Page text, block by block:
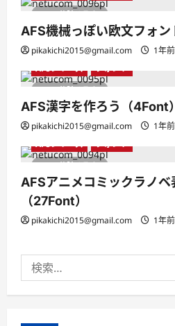
1 分読み取り
AFS機械っぽい欧文フォン
pikakichi2015@gmail.com 1年前
1 分読み取り
AFSシリーズ フォント
AFS漢字を作ろう（4Font）
pikakichi2015@gmail.com 1年前
1 分読み取り
AFSシリーズ フォント
AFSアニメコミックラノベ
（27Font）
pikakichi2015@gmail.com 1年前
索: